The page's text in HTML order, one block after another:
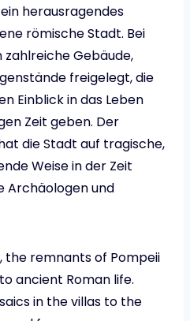
herausragendes
römische Stadt. Bei
Gebäude,
freigelegt, die
Einblick in das Leben
Zeit geben. Der
die Stadt auf tragische,
Weise in der Zeit
Archäologen und
the remnants of Pompeii
ancient Roman life.
in the villas to the